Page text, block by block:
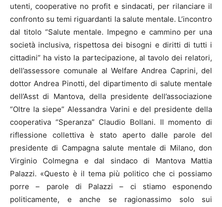
utenti, cooperative no profit e sindacati, per rilanciare il
confronto su temi riguardanti la salute mentale. L’incontro
dal titolo “Salute mentale. Impegno e cammino per una
società inclusiva, rispettosa dei bisogni e diritti di tutti i
cittadini” ha visto la partecipazione, al tavolo dei relatori,
dell’assessore comunale al Welfare Andrea Caprini, del
dottor Andrea Pinotti, del dipartimento di salute mentale
dell’Asst di Mantova, della presidente dell’associazione
“Oltre la siepe” Alessandra Varini e del presidente della
cooperativa “Speranza” Claudio Bollani. Il momento di
riflessione collettiva è stato aperto dalle parole del
presidente di Campagna salute mentale di Milano, don
Virginio Colmegna e dal sindaco di Mantova Mattia
Palazzi. «Questo è il tema più politico che ci possiamo
porre – parole di Palazzi – ci stiamo esponendo
politicamente, e anche se ragionassimo solo sui